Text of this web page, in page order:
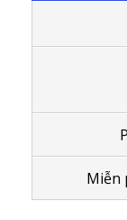
Miễn